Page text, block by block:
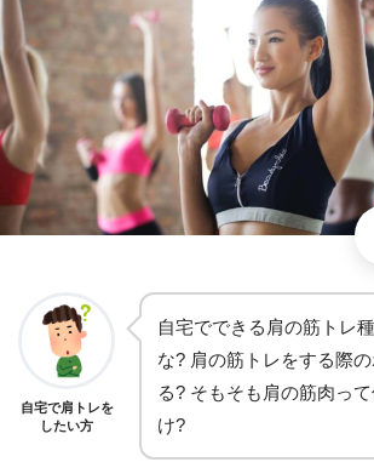
自宅で肩トレを
したい方
自宅でできる肩の筋トレ
な? 肩の筋トレをする際
る? そもそも肩の筋肉っ
け?